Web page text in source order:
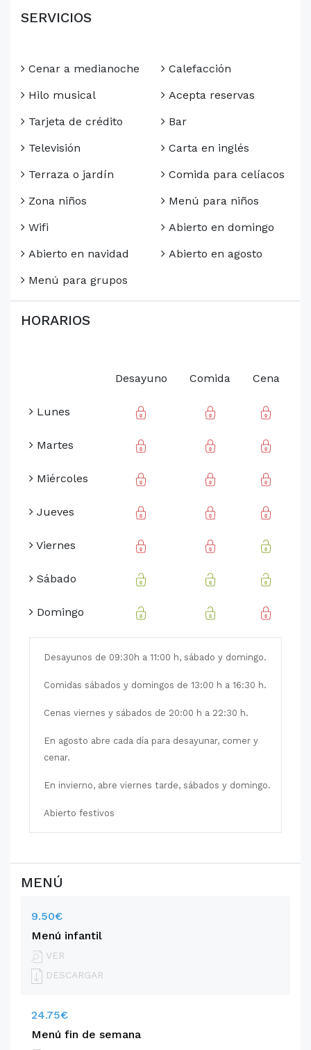
SERVICIOS
Cenar a medianoche
Hilo musical
Tarjeta de crédito
Televisión
Terraza o jardín
Zona niños
Wifi
Abierto en navidad
Menú para grupos
Calefacción
Acepta reservas
Bar
Carta en inglés
Comida para celíacos
Menú para niños
Abierto en domingo
Abierto en agosto
HORARIOS
Desayuno Comida Cena
Lunes
Martes
Miércoles
Jueves
Viernes
Sábado
Domingo
Desayunos de 09:30h a 11:00 h, sábado y domingo.
Comidas sábados y domingos de 13:00 h a 16:30 h.
Cenas viernes y sábados de 20:00 h a 22:30 h.
En agosto abre cada día para desayunar, comer y
cenar.
En invierno, abre viernes tarde, sábados y domingo.
Abierto festivos
MENÚ
9.50€
Menú infantil
VER
DESCARGAR
24.75€
Menú fin de semana